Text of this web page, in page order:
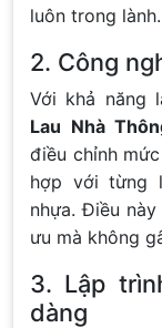
luôn trong lành.
2. Công
Với khả năng
Lau Nhà
điều chỉnh
hợp với từng
nhựa. Điều
ưu mà không
3. Lập
dàng